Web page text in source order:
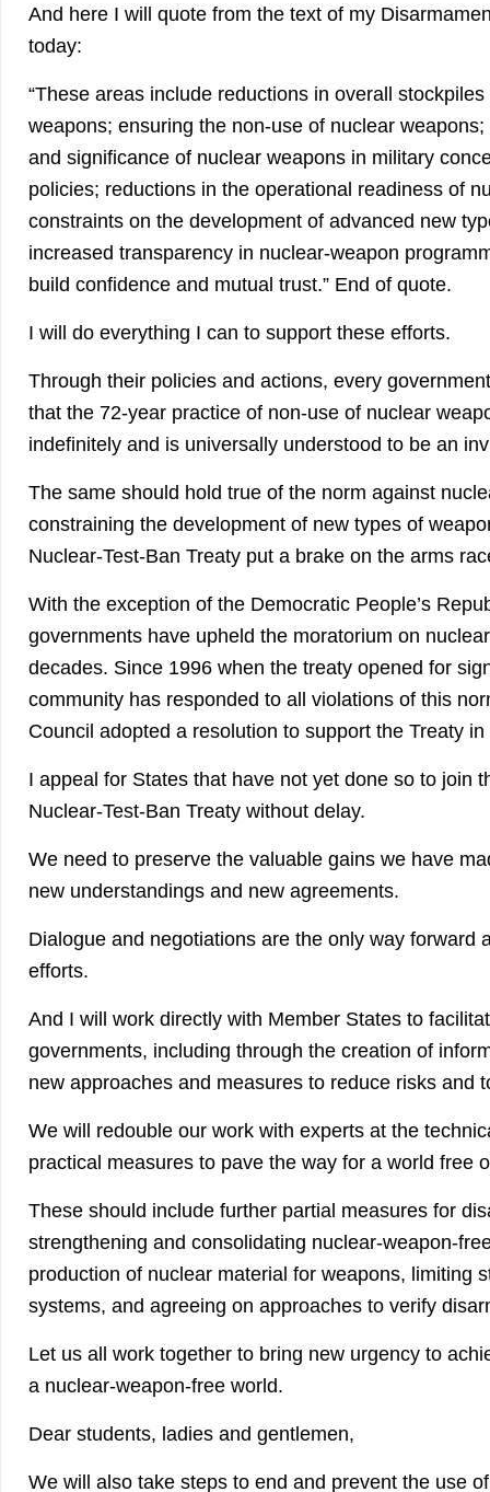
And here I will quote from the text of my
today:
“These areas include reductions in overall
weapons; ensuring the non-use of nuclear
and significance of nuclear weapons in military
policies; reductions in the operational readiness of
constraints on the development of advanced new
increased transparency in nuclear-weapon
build confidence and mutual trust.” End of quote.
I will do everything I can to support these efforts.
Through their policies and actions, every
that the 72-year practice of non-use of nuclear
indefinitely and is universally understood to be an
The same should hold true of the norm against
constraining the development of new types of
Nuclear-Test-Ban Treaty put a brake on the arms
With the exception of the Democratic People’s
governments have upheld the moratorium on
decades. Since 1996 when the treaty opened for
community has responded to all violations of this
Council adopted a resolution to support the Treaty in
I appeal for States that have not yet done so to join
Nuclear-Test-Ban Treaty without delay.
We need to preserve the valuable gains we have
new understandings and new agreements.
Dialogue and negotiations are the only way forward
efforts.
And I will work directly with Member States to
governments, including through the creation of
new approaches and measures to reduce risks and
We will redouble our work with experts at the
practical measures to pave the way for a world free
These should include further partial measures for
strengthening and consolidating nuclear-weapon-
production of nuclear material for weapons, limiting
systems, and agreeing on approaches to verify
Let us all work together to bring new urgency to
a nuclear-weapon-free world.
Dear students, ladies and gentlemen,
We will also take steps to end and prevent the use